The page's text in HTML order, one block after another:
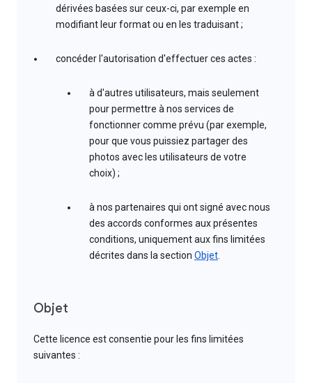
dérivées basées sur ceux-ci, par exemple en
modifiant leur format ou en les traduisant ;
concéder l'autorisation d'effectuer ces actes :
à d'autres utilisateurs, mais seulement
pour permettre à nos services de
fonctionner comme prévu (par exemple,
pour que vous puissiez partager des
photos avec les utilisateurs de votre
choix) ;
à nos partenaires qui ont signé avec nous
des accords conformes aux présentes
conditions, uniquement aux fins limitées
décrites dans la section Objet.
Objet
Cette licence est consentie pour les fins limitées
suivantes :